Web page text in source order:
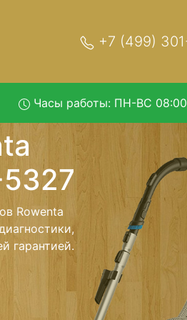
+7 (499)
Часы работы: ПН-ВС
в
в
обратно.